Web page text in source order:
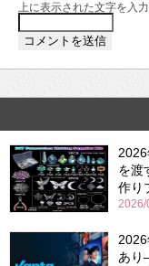
上に表示された文字を入力
を渡
作り
2026/
あり